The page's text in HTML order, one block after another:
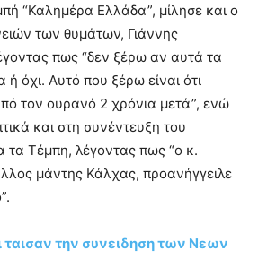
“Καλημέρα Ελλάδα”, μίλησε και ο
των θυμάτων, Γιάννης
πως “δεν ξέρω αν αυτά τα
ή όχι. Αυτό που ξέρω είναι ότι
τον ουρανό 2 χρόνια μετά”, ενώ
και στη συνέντευξη του
τα Τέμπη, λέγοντας πως “ο κ.
μάντης Κάλχας, προανήγγειλε
ταισαν την συνειδηση των Νεων